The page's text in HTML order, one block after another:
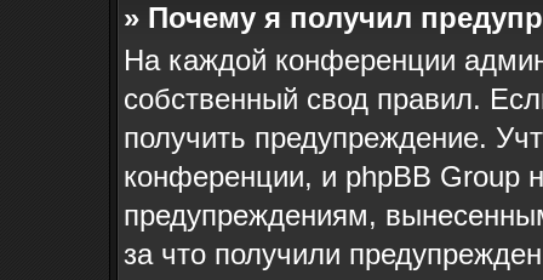
» Почему я получил
На каждой конференции
собственный свод правил.
получить предупреждение.
конференции, и phpBB Group
предупреждениям,
за что получили